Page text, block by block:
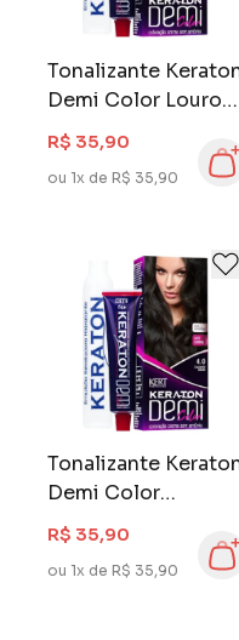
Tonalizante
Demi Color Louro
Escuro Cinza 6.1
R$ 35,90
ou 1x de R$ 35,90
Tonalizante
Demi Color
Castanho Médio
4.0
R$ 35,90
ou 1x de R$ 35,90